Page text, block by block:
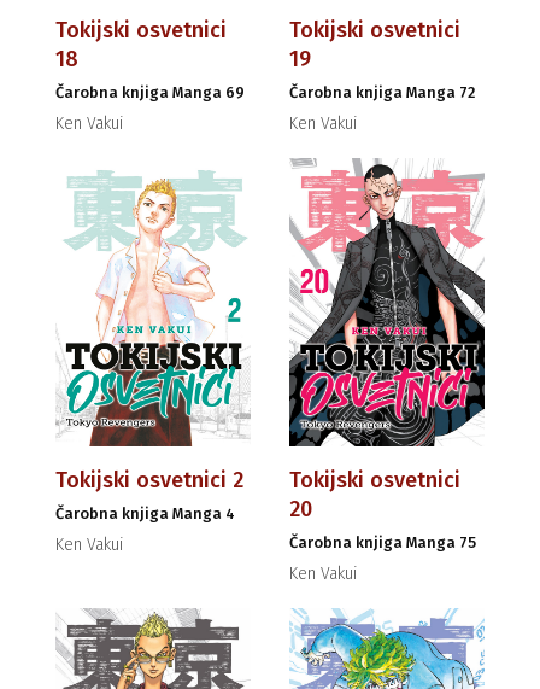
Tokijski osvetnici
18
Čarobna knjiga Manga 69
Ken Vakui
Tokijski osvetnici
19
Čarobna knjiga Manga 72
Ken Vakui
Tokijski osvetnici 2
Čarobna knjiga Manga 4
Ken Vakui
Tokijski osvetnici
20
Čarobna knjiga Manga 75
Ken Vakui